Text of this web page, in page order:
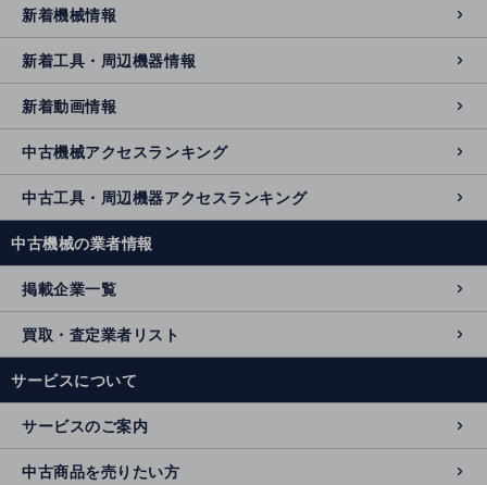
新着機械情報
新着工具・周辺機器情報
新着動画情報
中古機械アクセスランキング
中古工具・周辺機器アクセスランキング
中古機械の業者情報
掲載企業一覧
買取・査定業者リスト
サービスについて
サービスのご案内
中古商品を売りたい方